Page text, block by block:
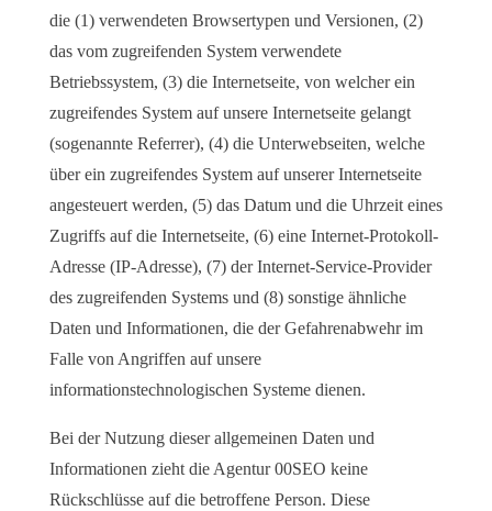
die (1) verwendeten Browsertypen und Versionen, (2)
das vom zugreifenden System verwendete
Betriebssystem, (3) die Internetseite, von welcher ein
zugreifendes System auf unsere Internetseite gelangt
(sogenannte Referrer), (4) die Unterwebseiten, welche
über ein zugreifendes System auf unserer Internetseite
angesteuert werden, (5) das Datum und die Uhrzeit eines
Zugriffs auf die Internetseite, (6) eine Internet-Protokoll-
Adresse (IP-Adresse), (7) der Internet-Service-Provider
des zugreifenden Systems und (8) sonstige ähnliche
Daten und Informationen, die der Gefahrenabwehr im
Falle von Angriffen auf unsere
informationstechnologischen Systeme dienen.
Bei der Nutzung dieser allgemeinen Daten und
Informationen zieht die Agentur 00SEO keine
Rückschlüsse auf die betroffene Person. Diese